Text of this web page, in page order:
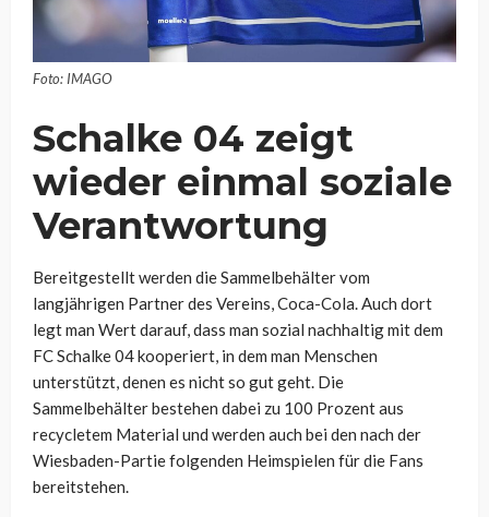
Foto: IMAGO
Schalke 04 zeigt
wieder einmal soziale
Verantwortung
Bereitgestellt werden die Sammelbehälter vom
langjährigen Partner des Vereins, Coca-Cola. Auch dort
legt man Wert darauf, dass man sozial nachhaltig mit dem
FC Schalke 04 kooperiert, in dem man Menschen
unterstützt, denen es nicht so gut geht. Die
Sammelbehälter bestehen dabei zu 100 Prozent aus
recycletem Material und werden auch bei den nach der
Wiesbaden-Partie folgenden Heimspielen für die Fans
bereitstehen.